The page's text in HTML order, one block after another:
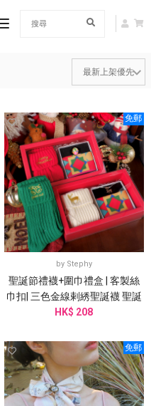
toggle navigation
免郵
by Stephy
聖誕節禮襪+圍巾禮盒 | 客製絲
巾扣| 三色金線剌綉聖誕襪 聖誕
禮盒
HK$ 208
免郵